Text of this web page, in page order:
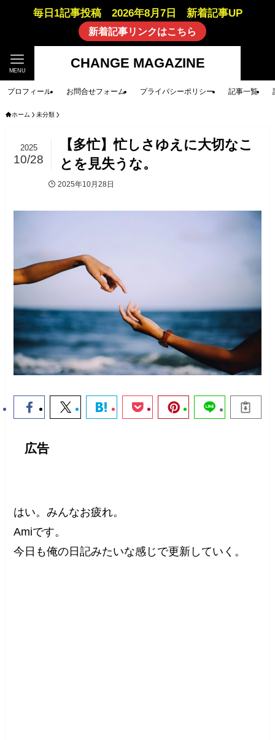
毎日1記事投稿 2026年8月7日 新着記事UP
新着記事リンクはこちら
CHANGE MAGAZINE
MENU
プロフィール お問合せフォーム プライバシーポリシー 記事一覧
ホーム 未分類
【多忙】忙しさゆえに大切なこ
とを見失うな。
2025
10/28
2025年10月28日
広告
はい。みんなお疲れ。
Amiです。
今日も俺の日記みたいな感じで更新していく。